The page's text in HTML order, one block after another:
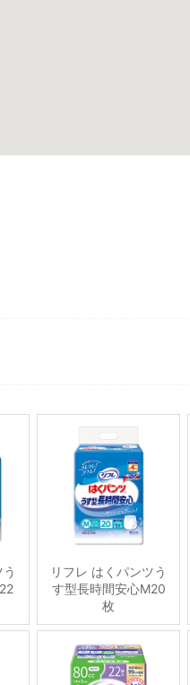
リフレ はくパンツう
す型長時間安心M20
枚